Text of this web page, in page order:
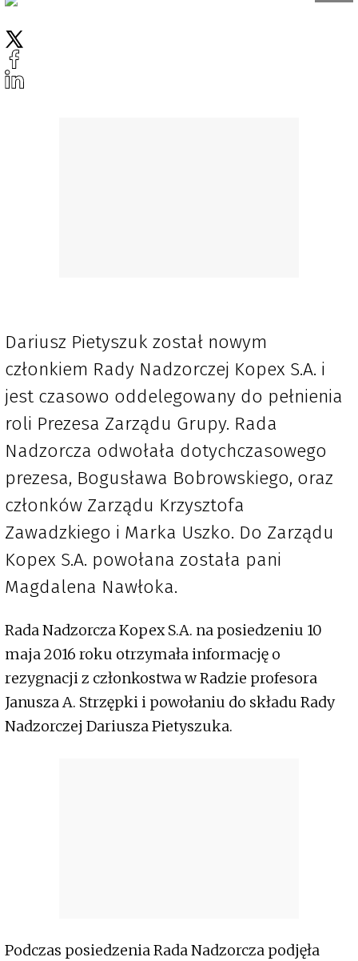
Dariusz Pietyszuk został nowym
członkiem Rady Nadzorczej Kopex S.A. i
jest czasowo oddelegowany do pełnienia
roli Prezesa Zarządu Grupy. Rada
Nadzorcza odwołała dotychczasowego
prezesa, Bogusława Bobrowskiego, oraz
członków Zarządu Krzysztofa
Zawadzkiego i Marka Uszko. Do Zarządu
Kopex S.A. powołana została pani
Magdalena Nawłoka.
Rada Nadzorcza Kopex S.A. na posiedzeniu 10
maja 2016 roku otrzymała informację o
rezygnacji z członkostwa w Radzie profesora
Janusza A. Strzępki i powołaniu do składu Rady
Nadzorczej Dariusza Pietyszuka.
Podczas posiedzenia Rada Nadzorcza podjęła